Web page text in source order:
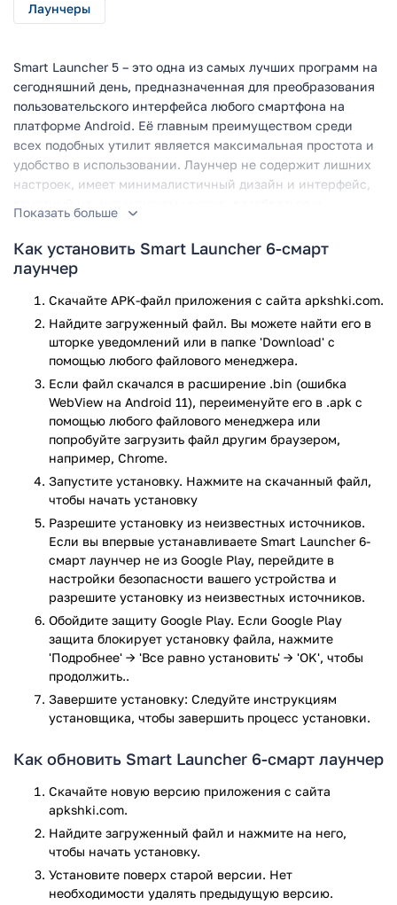
Лаунчеры
Smart Launcher 5 – это одна из самых лучших программ на
сегодняшний день, предназначенная для преобразования
пользовательского интерфейса любого смартфона на
платформе Android. Её главным преимуществом среди
всех подобных утилит является максимальная простота и
удобство в использовании. Лаунчер не содержит лишних
настроек, имеет минималистичный дизайн и интерфейс,
опыта в использовании «карманных компьютеров».
После установки программы, пользователь получает
обновленный рабочий стол с шестью иконками, каждая из
экране автоматически устанавливаются часы, дата и
погода. Все шесть значков дают доступ к самым главным
процессам телефона – это СМС и звонки, интернет-
браузер, галерея, магазин Google Play, музыка и камера.
Благодаря столь удобному расположению всех нужных
приложений, пользоваться телефоном и редактировать
данные можно куда быстрее, проще и удобнее.
Также в программе имеется функция сортировки
приложений. Можно выбрать наиболее подходящую, к
примеру, в зависимости от категории и принадлежности.
И, конечно же, можно проводить сортировку
собственноручно, располагая иконки как вам пожелается.
А в том случае, если какую-то из них необходимо скрыть
от посторонних глаз, в лаучнер встроена функция защиты
данных, позволяющая установить пароль на любое
приложение.
Лаунчер дает возможность использовать и устанавливать
А также отдельно менять внешний вид и размер каждой
иконки. Можно оформить экран любым образом и не
встроенном функционале телефона.
Еще одно удобство приложения – это всплывающие
уведомления, которые также можно настроить. Лаунчер
определит и покажет, какие приложения имеют активные
уведомления без необходимости загружать внешний
плагин. А еще позволит с легкостью запретить
приложениям отправлять ненужные вам сообщения.
Показать больше
Как установить Smart Launcher 6-смарт
лаунчер
Скачайте APK-файл приложения с сайта apkshki.com.
Найдите загруженный файл. Вы можете найти его в
шторке уведомлений или в папке 'Download' с
помощью любого файлового менеджера.
Если файл скачался в расширение .bin (ошибка
WebView на Android 11), переименуйте его в .apk с
помощью любого файлового менеджера или
попробуйте загрузить файл другим браузером,
например, Chrome.
Запустите установку. Нажмите на скачанный файл,
чтобы начать установку
Разрешите установку из неизвестных источников.
Если вы впервые устанавливаете Smart Launcher 6-
смарт лаунчер не из Google Play, перейдите в
настройки безопасности вашего устройства и
разрешите установку из неизвестных источников.
Обойдите защиту Google Play. Если Google Play
защита блокирует установку файла, нажмите
'Подробнее' → 'Все равно установить' → 'OK', чтобы
продолжить..
Завершите установку: Следуйте инструкциям
установщика, чтобы завершить процесс установки.
Как обновить Smart Launcher 6-смарт лаунчер
Скачайте новую версию приложения с сайта
apkshki.com.
Найдите загруженный файл и нажмите на него,
чтобы начать установку.
Установите поверх старой версии. Нет
необходимости удалять предыдущую версию.